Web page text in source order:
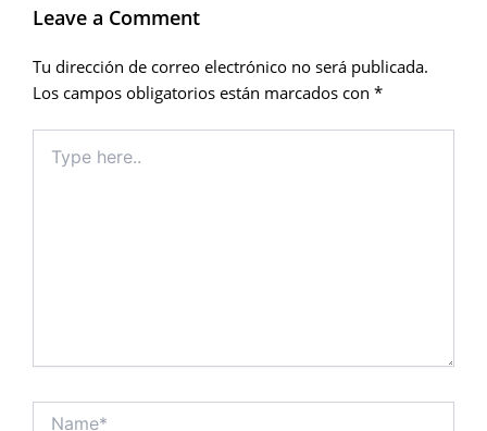
Leave a Comment
Tu dirección de correo electrónico no será publicada.
Los campos obligatorios están marcados con *
here..